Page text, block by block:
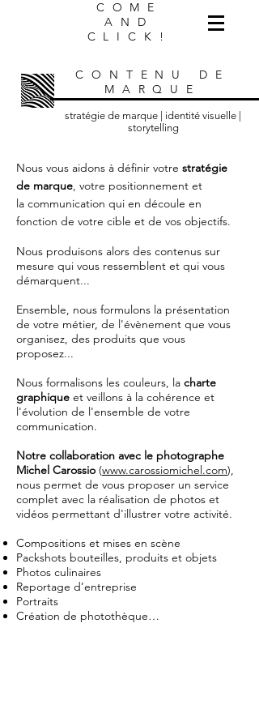
COME
AND
CLICK!
CONTENU DE
MARQUE
stratégie de marque | identité visuelle |
storytelling
Nous vous aidons à définir votre stratégie
de marque, votre positionnement et
la communication qui en découle en
fonction de votre cible et de vos objectifs.
Nous produisons alors des contenus sur
mesure qui vous ressemblent et qui vous
démarquent...
Ensemble, nous formulons la présentation
de votre métier, de l'évènement que vous
organisez, des produits que vous
proposez...
Nous formalisons les couleurs, la charte
graphique et veillons à la cohérence et
l'évolution de l'ensemble de votre
communication.
Notre collaboration avec le photographe
Michel Carossio (www.carossiomichel.com),
nous permet de vous proposer un service
complet avec la réalisation de photos et
vidéos permettant d'illustrer votre activité.
Compositions et mises en scène
Packshots bouteilles, produits et objets
Photos culinaires
Reportage d’entreprise
Portraits
Création de photothèque…